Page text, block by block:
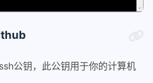
公钥，此公钥用于你的计算机